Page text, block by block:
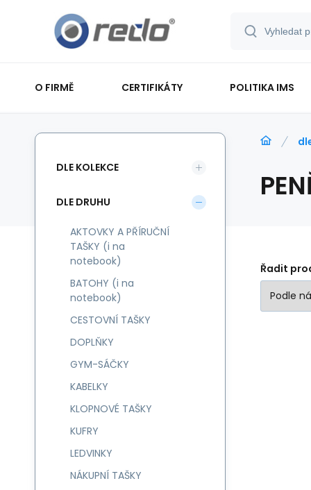
O FIRMĚ CERTIFIKÁTY POLITIKA IMS
Řadit
DLE KOLEKCE
DLE DRUHU
AKTOVKY A PŘÍRUČNÍ
TAŠKY (i na
notebook)
BATOHY (i na
notebook)
CESTOVNÍ TAŠKY
DOPLŇKY
GYM-SÁČKY
KABELKY
KLOPNOVÉ TAŠKY
KUFRY
LEDVINKY
NÁKUPNÍ TAŠKY